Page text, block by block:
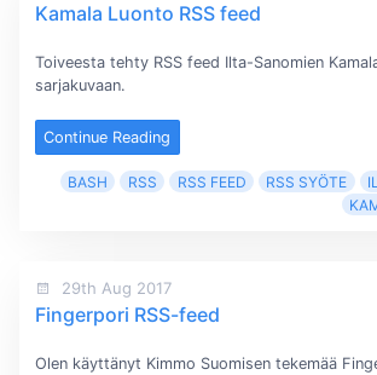
Kamala Luonto RSS feed
Toiveesta tehty RSS feed Ilta-Sanomien
sarjakuvaan.
Continue Reading
BASH RSS RSS FEED RSS SYÖTE
29th Aug 2017
Fingerpori RSS-feed
Olen käyttänyt Kimmo Suomisen tekemää